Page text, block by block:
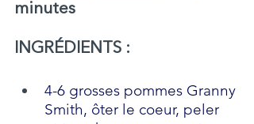
minutes
INGRÉDIENTS :
4-6 grosses pommes Granny
Smith, ôter le coeur, peler